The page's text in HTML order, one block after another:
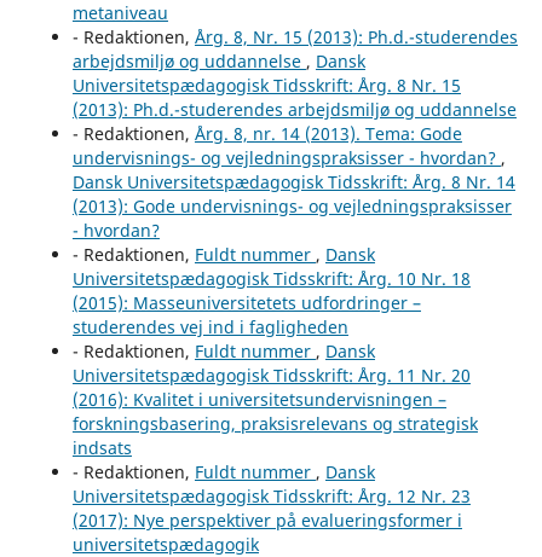
metaniveau
- Redaktionen, Årg. 8, Nr. 15 (2013): Ph.d.-studerendes
arbejdsmiljø og uddannelse , Dansk
Universitetspædagogisk Tidsskrift: Årg. 8 Nr. 15
(2013): Ph.d.-studerendes arbejdsmiljø og uddannelse
- Redaktionen, Årg. 8, nr. 14 (2013). Tema: Gode
undervisnings- og vejledningspraksisser - hvordan? ,
Dansk Universitetspædagogisk Tidsskrift: Årg. 8 Nr. 14
(2013): Gode undervisnings- og vejledningspraksisser
- hvordan?
- Redaktionen, Fuldt nummer , Dansk
Universitetspædagogisk Tidsskrift: Årg. 10 Nr. 18
(2015): Masseuniversitetets udfordringer –
studerendes vej ind i fagligheden
- Redaktionen, Fuldt nummer , Dansk
Universitetspædagogisk Tidsskrift: Årg. 11 Nr. 20
(2016): Kvalitet i universitetsundervisningen –
forskningsbasering, praksisrelevans og strategisk
indsats
- Redaktionen, Fuldt nummer , Dansk
Universitetspædagogisk Tidsskrift: Årg. 12 Nr. 23
(2017): Nye perspektiver på evalueringsformer i
universitetspædagogik